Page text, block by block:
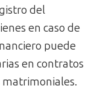
del
en caso de
puede
en contratos
matrimoniales.